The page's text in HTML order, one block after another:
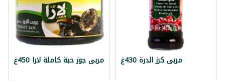
مربى جوز حبة كاملة لارا 450غ مربى كرز الدرة 430غ